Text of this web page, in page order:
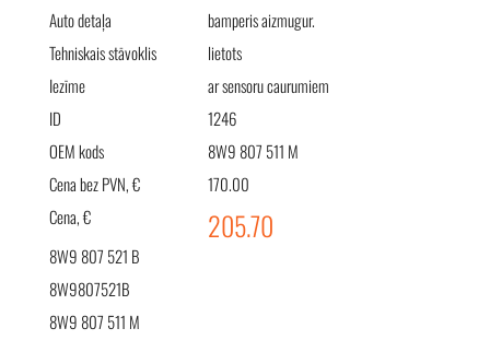
Auto detaļa
bamperis aizmugur.
Tehniskais stāvoklis
lietots
Iezīme
ar sensoru caurumiem
ID
1246
OEM kods
8W9 807 511 M
Cena bez PVN, €
170.00
Cena, €
205.70
8W9 807 521 B
8W9807521B
8W9 807 511 M